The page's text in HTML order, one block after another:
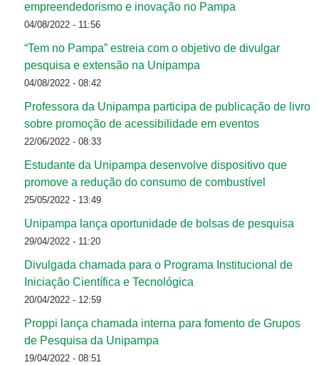
empreendedorismo e inovação no Pampa
04/08/2022 - 11:56
“Tem no Pampa” estreia com o objetivo de divulgar
pesquisa e extensão na Unipampa
04/08/2022 - 08:42
Professora da Unipampa participa de publicação de livro
sobre promoção de acessibilidade em eventos
22/06/2022 - 08:33
Estudante da Unipampa desenvolve dispositivo que
promove a redução do consumo de combustível
25/05/2022 - 13:49
Unipampa lança oportunidade de bolsas de pesquisa
29/04/2022 - 11:20
Divulgada chamada para o Programa Institucional de
Iniciação Científica e Tecnológica
20/04/2022 - 12:59
Proppi lança chamada interna para fomento de Grupos
de Pesquisa da Unipampa
19/04/2022 - 08:51